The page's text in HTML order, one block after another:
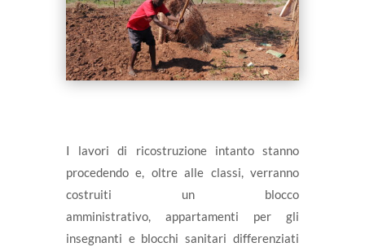
I lavori di ricostruzione intanto stanno
procedendo e, oltre alle classi, verranno
costruiti un blocco
amministrativo, appartamenti per gli
insegnanti e blocchi sanitari differenziati